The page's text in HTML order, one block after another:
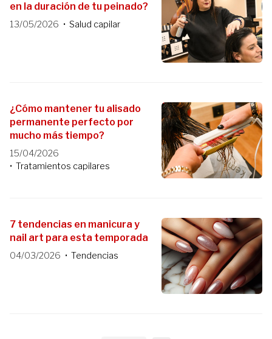
en la duración de tu peinado?
13/05/2026 Salud capilar
¿Cómo mantener tu alisado
permanente perfecto por
mucho más tiempo?
15/04/2026
Tratamientos capilares
7 tendencias en manicura y
nail art para esta temporada
04/03/2026 Tendencias